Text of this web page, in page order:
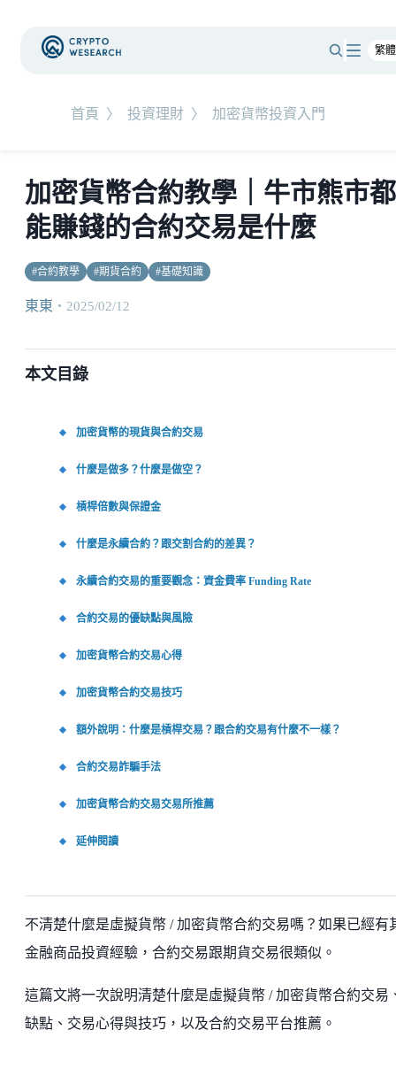
首頁 〉 投資理財 〉 加密貨幣投資入門
加密貨幣合約教學｜牛市熊市都
能賺錢的合約交易是什麼
#合約教學 #期貨合約 #基礎知識
東東 ・ 2025/02/12
本文目錄
加密貨幣的現貨與合約交易
什麼是做多？什麼是做空？
槓桿倍數與保證金
什麼是永續合約？跟交割合約的差異？
永續合約交易的重要觀念：資金費率 Funding Rate
合約交易的優缺點與風險
加密貨幣合約交易心得
加密貨幣合約交易技巧
額外說明：什麼是槓桿交易？跟合約交易有什麼不一樣？
合約交易詐騙手法
加密貨幣合約交易交易所推薦
延伸閱讀
不清楚什麼是虛擬貨幣 / 加密貨幣合約交易嗎？如果已經有
金融商品投資經驗，合約交易跟期貨交易很類似。
這篇文將一次說明清楚什麼是虛擬貨幣 / 加密貨幣合約交易
缺點、交易心得與技巧，以及合約交易平台推薦。